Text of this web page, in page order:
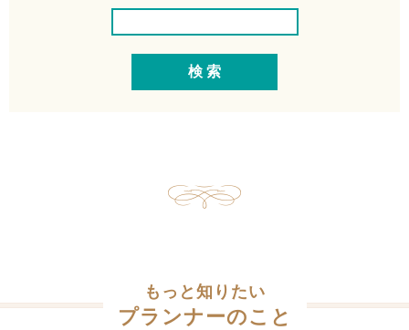
もっと知りたい
プランナーのこと